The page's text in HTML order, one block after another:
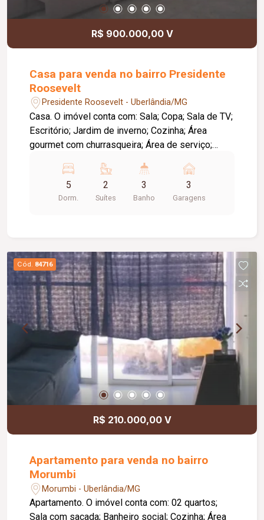
R$ 900.000,00 V
Casa para venda no bairro Presidente
Roosevelt
Presidente Roosevelt - Uberlândia/MG
Casa. O imóvel conta com: Sala; Copa; Sala de TV;
Escritório; Jardim de inverno; Cozinha; Área
gourmet com churrasqueira; Área de serviço;
Ambientes amplos e bem distribuídos,
proporcionando conforto e praticidade; Espaço
gourmet ideal para receber familiares e amigos.
5
Dorm.
2
Suítes
3
Banho
3
Garagens
Cód. 84716
R$ 210.000,00 V
Apartamento para venda no bairro
Morumbi
Morumbi - Uberlândia/MG
Apartamento. O imóvel conta com: 02 quartos;
Sala com sacada; Banheiro social; Cozinha; Área